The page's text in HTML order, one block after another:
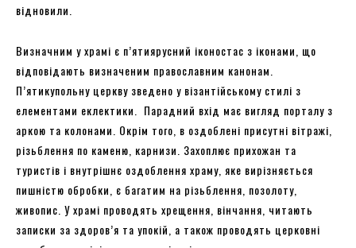
відновили.
Визначним у храмі є п’ятиярусний іконостас з іконами, що
відповідають визначеним православним канонам.
П’ятикупольну церкву зведено у візантійському стилі з
елементами еклектики. Парадний вхід має вигляд порталу з
аркою та колонами. Окрім того, в оздоблені присутні вітражі,
різьблення по каменю, карнизи. Захоплює прихожан та
туристів і внутрішнє оздоблення храму, яке вирізняється
пишністю обробки, є багатим на різьблення, позолоту,
живопис. У храмі проводять хрещення, вінчання, читають
записки за здоров’я та упокій, а також проводять церковні